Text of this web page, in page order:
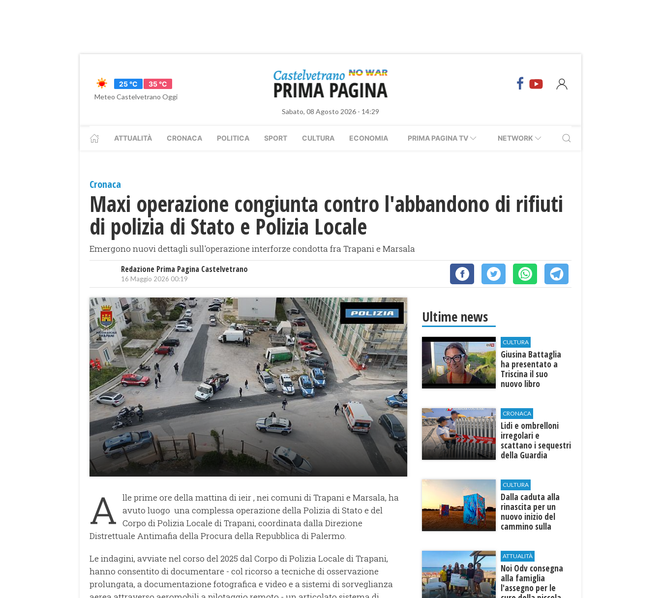
25 °C
35 °C
Meteo Castelvetrano Oggi
Sabato, 08 Agosto 2026 - 14:29
ATTUALITÀ CRONACA POLITICA SPORT CULTURA ECONOMIA PRIMA PAGINA TV NETWORK
Cronaca
Maxi operazione congiunta contro l'abbandono di rifiuti
di polizia di Stato e Polizia Locale
Emergono nuovi dettagli sull'operazione interforze condotta fra Trapani e Marsala
Redazione Prima Pagina Castelvetrano
16 Maggio 2026 00:19
A lle prime ore della mattina di ieir , nei comuni di Trapani e Marsala, ha
avuto luogo una complessa operazione della Polizia di Stato e del
Corpo di Polizia Locale di Trapani, coordinata dalla Direzione
Distrettuale Antimafia della Procura della Repubblica di Palermo.
Le indagini, avviate nel corso del 2025 dal Corpo di Polizia Locale di Trapani,
hanno consentito di documentare - col ricorso a tecniche di osservazione
prolungata, a documentazione fotografica e video e a sistemi di sorveglianza
Ultime news
CULTURA
Giusina Battaglia
ha presentato a
Triscina il suo
nuovo libro
CRONACA
Lidi e ombrelloni
irregolari e
scattano i sequestri
della Guardia
CULTURA
Dalla caduta alla
rinascita per un
nuovo inizio del
cammino sulla
ATTUALITÀ
Noi Odv consegna
alla famiglia
l'assegno per le